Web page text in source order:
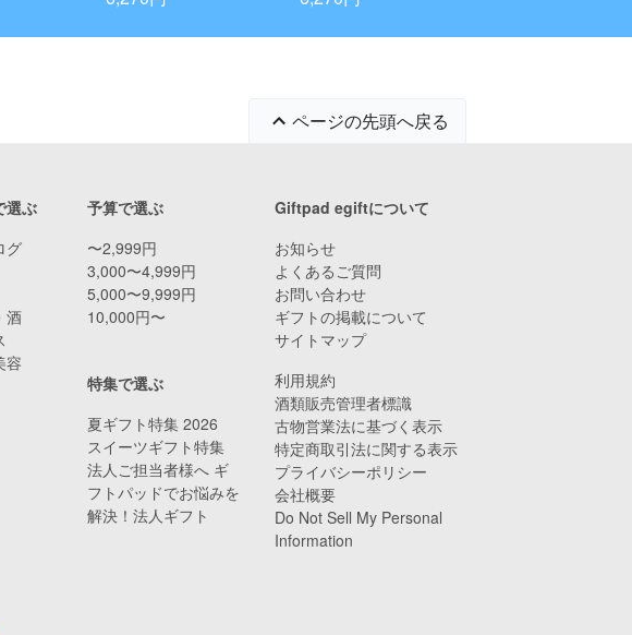
ページの先頭へ戻る
予算で選ぶ
〜2,999円
3,000〜4,999円
5,000〜9,999円
10,000円〜
選ぶ
グ
酒
容
特集で選ぶ
夏ギフト特集 2026
スイーツギフト特集
法人ご担当者様へ ギ
フトパッドでお悩みを
解決！法人ギフト
Giftpad egiftについて
お知らせ
よくあるご質問
お問い合わせ
ギフトの掲載について
サイトマップ
利用規約
酒類販売管理者標識
古物営業法に基づく表示
特定商取引法に関する表示
プライバシーポリシー
会社概要
Do Not Sell My Personal
Information